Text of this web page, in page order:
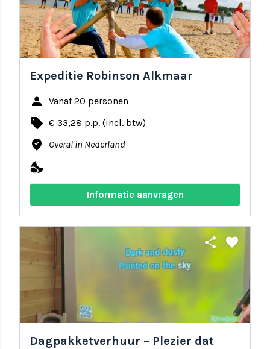
Expeditie Robinson Alkmaar
person Vanaf 20 personen
local_offer € 33,28 p.p. (incl. btw)
where_to_vote Overal in Nederland
nights_stay
Informatie aanvragen
share favorite
Dagpakketverhuur – Plezier dat